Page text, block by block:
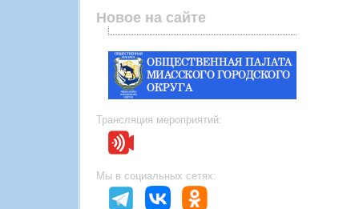
Новое на сайте
Трансляция мероприятий:
Мы в социальных сетях: